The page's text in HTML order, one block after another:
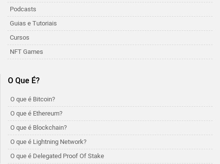
Podcasts
Guias e Tutoriais
Cursos
NFT Games
O Que É?
O que é Bitcoin?
O que é Ethereum?
O que é Blockchain?
O que é Lightning Network?
O que é Delegated Proof Of Stake